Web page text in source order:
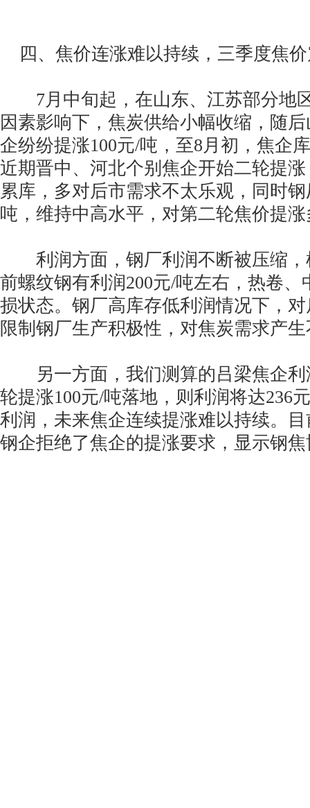
四、焦价连涨难以持续，三季度焦
7月中旬起，在山东、江苏部分地
因素影响下，焦炭供给小幅收缩，随
企纷纷提涨100元/吨，至8月初，焦企
近期晋中、河北个别焦企开始二轮提
累库，多对后市需求不太乐观，同时
吨，维持中高水平，对第二轮焦价提
利润方面，钢厂利润不断被压缩，
前螺纹钢有利润200元/吨左右，热卷、
损状态。钢厂高库存低利润情况下，
限制钢厂生产积极性，对焦炭需求产
另一方面，我们测算的吕梁焦企利
轮提涨100元/吨落地，则利润将达236
利润，未来焦企连续提涨难以持续。
钢企拒绝了焦企的提涨要求，显示钢